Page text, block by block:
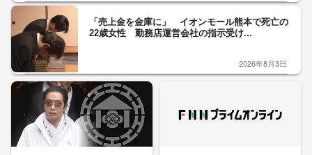
「売上金を金庫に」 イオンモール熊本で死亡の
22歳女性 勤務店運営会社の指示受け...
2026年8月3日